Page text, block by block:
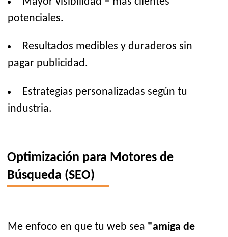
potenciales.
Resultados medibles y duraderos sin
pagar publicidad.
Estrategias personalizadas según tu
industria.
Optimización para Motores de
Búsqueda (SEO)
Me enfoco en que tu web sea "amiga de